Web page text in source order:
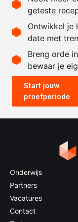
Ingrediënten
Recept
-
0.5x 1x
geteste
Ontwikkel je
date met
Breng orde
bewaar je
Start jouw
proefperiode
Onderwijs
Partners
Vacatures
Contact